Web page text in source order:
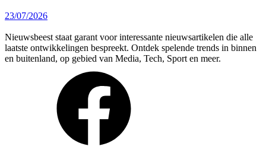
23/07/2026
Nieuwsbeest staat garant voor interessante nieuwsartikelen die alle
laatste ontwikkelingen bespreekt. Ontdek spelende trends in binnen
en buitenland, op gebied van Media, Tech, Sport en meer.